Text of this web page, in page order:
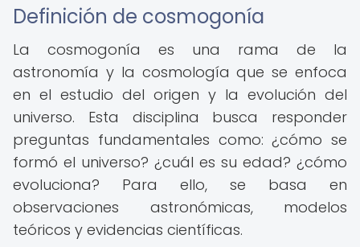
Definición de cosmogonía
La cosmogonía es una rama de la
astronomía y la cosmología que se enfoca
en el estudio del origen y la evolución del
universo. Esta disciplina busca responder
preguntas fundamentales como: ¿cómo se
formó el universo? ¿cuál es su edad? ¿cómo
evoluciona? Para ello, se basa en
observaciones astronómicas, modelos
teóricos y evidencias científicas.